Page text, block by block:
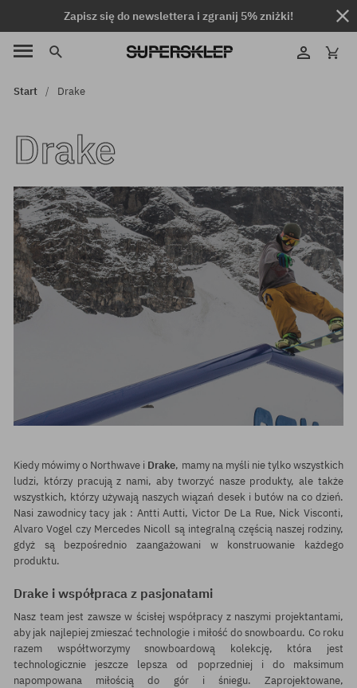
Zapisz się do newslettera i zgranij 5% zniżki!
Start Drake
Drake
Kiedy mówimy o Northwave i Drake, mamy na myśli nie tylko wszystkich
ludzi, którzy pracują z nami, aby tworzyć nasze produkty, ale także
wszystkich, którzy używają naszych wiązań desek i butów na co dzień.
Nasi zawodnicy tacy jak : Antti Autti, Victor De La Rue, Nick Visconti,
Alvaro Vogel czy Mercedes Nicoll są integralną częścią naszej rodziny,
gdyż są bezpośrednio zaangażowani w konstruowanie każdego
produktu.
Drake i współpraca z pasjonatami
Nasz team jest zawsze w ścisłej współpracy z naszymi projektantami,
aby jak najlepiej zmieszać technologie i miłość do snowboardu. Co roku
razem współtworzymy snowboardową kolekcję, która jest
technologicznie jeszcze lepsza od poprzedniej i do maksimum
napompowana miłością do gór i śniegu. Zaprojektowane,